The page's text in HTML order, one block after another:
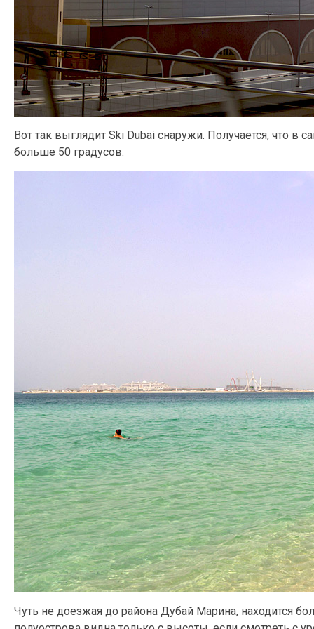
Вот так выглядит Ski Dubai снаружи. Получается, что
больше 50 градусов.
Чуть не доезжая до района Дубай Марина, находится